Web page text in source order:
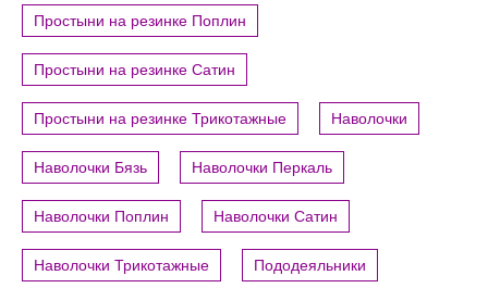
Простыни на резинке Поплин
Простыни на резинке Сатин
Простыни на резинке Трикотажные Наволочки
Наволочки Бязь Наволочки Перкаль
Наволочки Поплин Наволочки Сатин
Наволочки Трикотажные Пододеяльники